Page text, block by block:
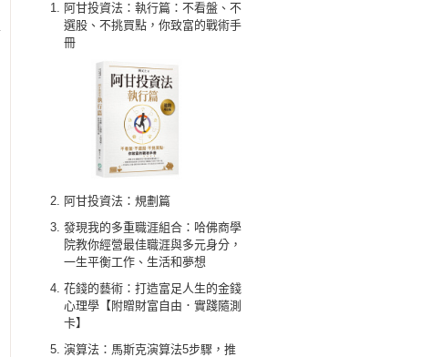
阿甘投資法：執行篇：不看盤、不
選股、不挑買點，你致富的戰術手
冊
阿甘投資法：規劃篇
發現我的多重職涯組合：哈佛商學
院教你經營最佳職涯與多元身分，
一生平衡工作、生活和夢想
花錢的藝術：打造富足人生的金錢
心理學【附贈財富自由．實踐隨測
卡】
演算法：馬斯克演算法5步驟，推